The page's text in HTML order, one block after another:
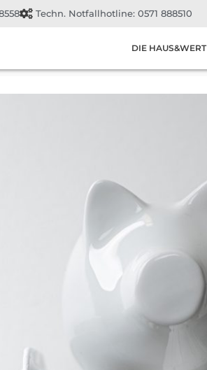
Techn. Notfallhotline: 0571 888510
DIE HAUS&WERT